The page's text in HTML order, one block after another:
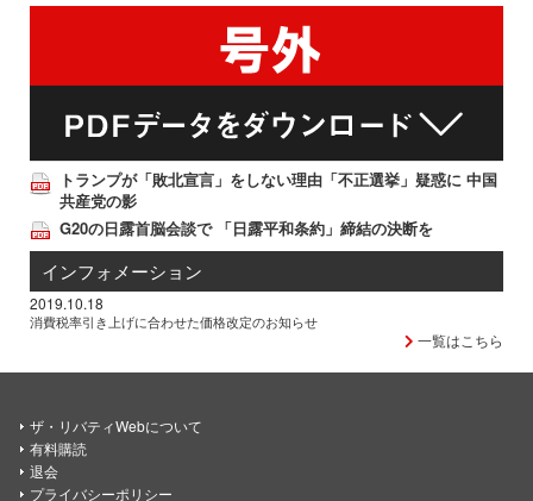
トランプが「敗北宣言」をしない理由「不正選挙」疑惑に 中国
共産党の影
G20の日露首脳会談で 「日露平和条約」締結の決断を
インフォメーション
2019.10.18
消費税率引き上げに合わせた価格改定のお知らせ
一覧はこちら
ザ・リバティWebについて
有料購読
退会
プライバシーポリシー